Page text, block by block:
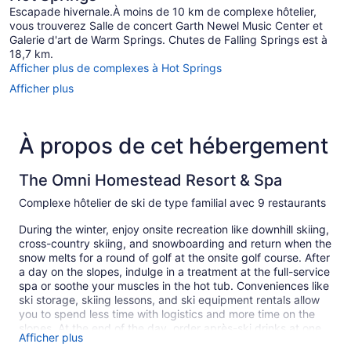
(Generational)
Escapade hivernale.À moins de 10 km de complexe hôtelier,
vous trouverez Salle de concert Garth Newel Music Center et
Galerie d'art de Warm Springs. Chutes de Falling Springs est à
18,7 km.
Afficher plus de complexes à Hot Springs
Afficher plus
À propos de cet hébergement
The Omni Homestead Resort & Spa
Complexe hôtelier de ski de type familial avec 9 restaurants
During the winter, enjoy onsite recreation like downhill skiing,
cross-country skiing, and snowboarding and return when the
snow melts for a round of golf at the onsite golf course. After
a day on the slopes, indulge in a treatment at the full-service
spa or soothe your muscles in the hot tub. Conveniences like
ski storage, skiing lessons, and ski equipment rentals allow
you to spend less time with logistics and more time on the
slopes. At the end of the day, order après-ski drinks at one
of the resort's 2 bars/lounges.
Afficher plus